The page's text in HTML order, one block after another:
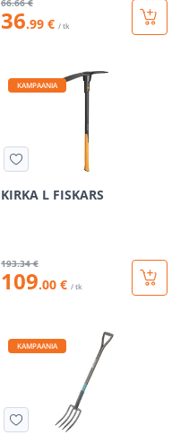
66.66 €
36.99 € / tk
KAMPAANIA
KIRKA L FISKARS
193.34 €
109.00 € / tk
KAMPAANIA